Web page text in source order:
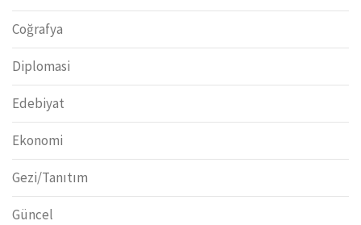
Coğrafya
Diplomasi
Edebiyat
Ekonomi
Gezi/Tanıtım
Güncel